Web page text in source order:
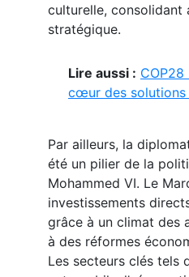
culturelle, consolidant
stratégique.
Lire aussi : COP28
cœur des solutions
Par ailleurs, la
été un pilier de la
Mohammed VI. Le
investissements
grâce à un climat des
à des réformes
Les secteurs clés tels